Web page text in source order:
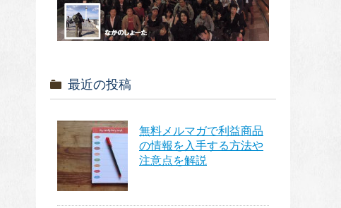
最近の投稿
無料メルマガで利益商品
の情報を入手する方法や
注意点を解説